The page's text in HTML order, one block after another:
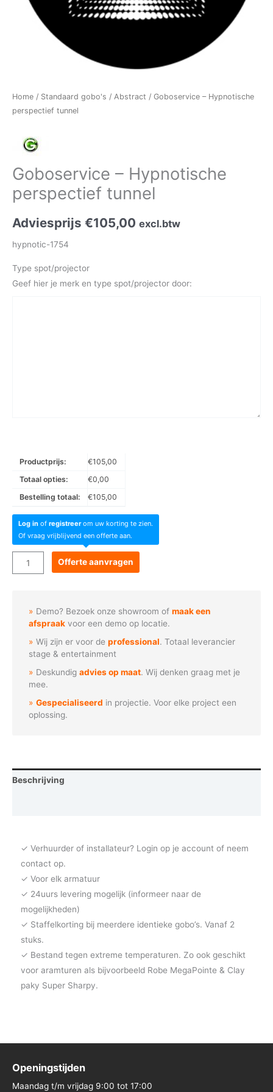
Home / Standaard gobo's / Abstract / Goboservice – Hypnotische
perspectief tunnel
Goboservice – Hypnotische
perspectief tunnel
Adviesprijs €105,00 excl.btw
hypnotic-1754
Type spot/projector
Geef hier je merk en type spot/projector door:
Productprijs: €105,00
Totaal opties:
€0,00
Bestelling totaal:
€105,00
Log in of registreerom uw korting te zien.
Of vraag vrijblijvend een offerte aan.
Goboservice
-
tunnel
Offerte aanvragen
Demo? Bezoek onze showroom ofmaak een
afspraak voor een demo op locatie.
Wij zijn er voor deprofessional. Totaal leverancier
stage & entertainment
Deskundigadvies op maat. Wij denken graag met je
mee.
Gespecialiseerd in projectie. Voor elke project een
oplossing.
Beschrijving
✓ Verhuurder of installateur? Login op je account of neem
contact op.
✓ Voor elk armatuur
✓ 24uurs levering mogelijk (informeer naar de
mogelijkheden)
✓ Staffelkorting bij meerdere identieke gobo’s. Vanaf 2
stuks.
✓ Bestand tegen extreme temperaturen. Zo ook geschikt
voor aramturen als bijvoorbeeld Robe MegaPointe & Clay
paky Super Sharpy.
Openingstijden
Maandag t/m vrijdag 9:00 tot 17:00